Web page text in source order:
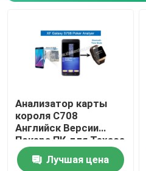
Анализатор карты
короля С708
Английск Версии
Покера ПК для Техаса
держит их игра/
индийская игра
Лучшая цена